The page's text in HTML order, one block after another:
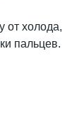
от холода,
пальцев.